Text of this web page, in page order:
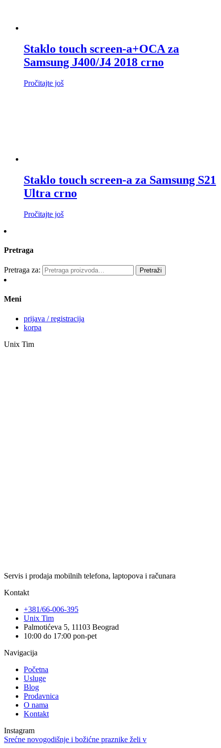
Staklo touch screen-a+OCA za
Samsung J400/J4 2018 crno
Pročitajte još
Staklo touch screen-a za Samsung S21
Ultra crno
Pročitajte još
Pretraga
Pretraga za: Pretraži
Meni
prijava / registracija
korpa
Unix Tim
Servis i prodaja mobilnih telefona, laptopova i računara
Kontakt
+381/66-006-395
Unix Tim
Palmotićeva 5, 11103 Beograd
10:00 do 17:00 pon-pet
Navigacija
Početna
Usluge
Blog
Prodavnica
O nama
Kontakt
Instagram
Srećne novogodišnje i božićne praznike želi v